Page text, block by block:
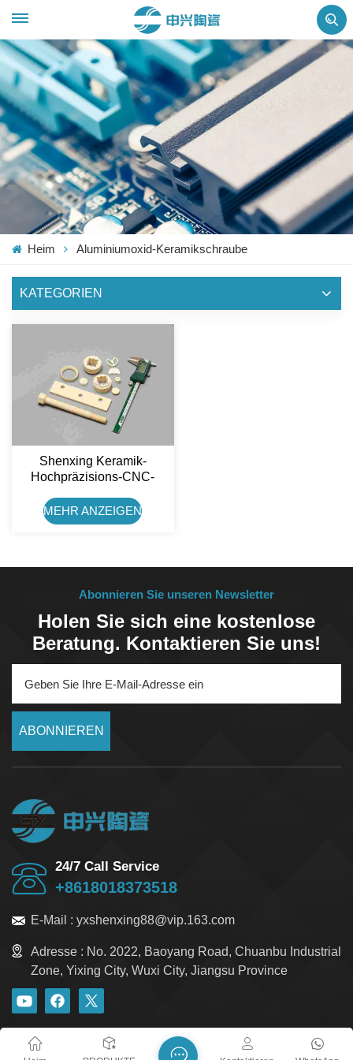
Heim Aluminiumoxid-Keramikschraube
KATEGORIEN
Shenxing Keramik-
Hochpräzisions-CNC-
Aluminiumoxid-
Keramikkomponenten
MEHR ANZEIGEN
Abonnieren Sie unseren Newsletter
Holen Sie sich eine kostenlose
Beratung. Kontaktieren Sie uns!
ABONNIEREN
24/7 Call Service
+8618018373518
E-Mail : yxshenxing88@vip.163.com
Adresse : No. 2022, Baoyang Road, Chuanbu Industrial
Zone, Yixing City, Wuxi City, Jiangsu Province
Xml Datenschutzrichtlinie Sitemap